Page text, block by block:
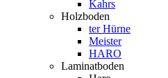
Kahrs
Holzboden
ter Hürne
Meister
HARO
Laminatboden